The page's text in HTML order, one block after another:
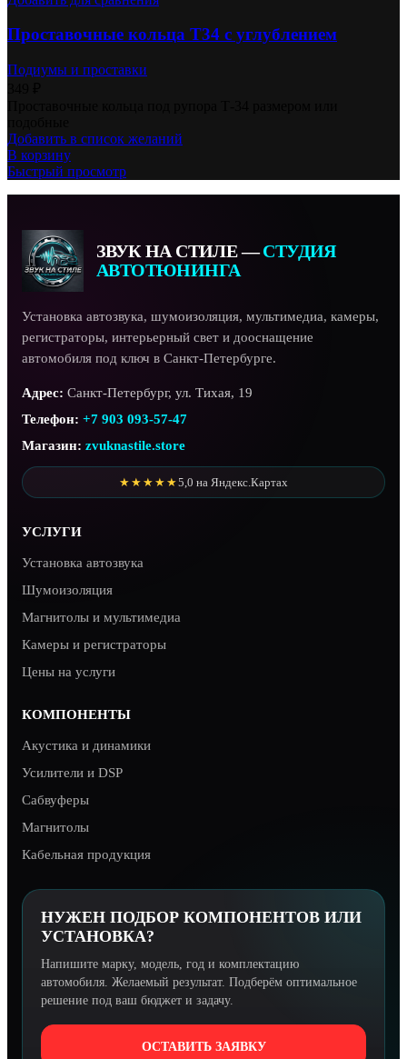
Проставочные кольца T34 с углублением
Подиумы и проставки
Добавить в список желаний
В корзину
Быстрый просмотр
ЗВУК НА СТИЛЕ —СТУДИЯ
АВТОТЮНИНГА
Установка автозвука, шумоизоляция, мультимедиа, камеры,
регистраторы, интерьерный свет и дооснащение
автомобиля под ключ в Санкт-Петербурге.
Адрес: Санкт-Петербург, ул. Тихая, 19
Телефон: +7 903 093-57-47
Магазин: zvuknastile.store
★★★★★5,0 на Яндекс.Картах
УСЛУГИ
Установка автозвука
Шумоизоляция
Магнитолы и мультимедиа
Камеры и регистраторы
Цены на услуги
КОМПОНЕНТЫ
Акустика и динамики
Усилители и DSP
Сабвуферы
Магнитолы
Кабельная продукция
НУЖЕН ПОДБОР КОМПОНЕНТОВ ИЛИ
УСТАНОВКА?
Напишите марку, модель, год и комплектацию
автомобиля. Желаемый результат. Подберём оптимальное
решение под ваш бюджет и задачу.
ОСТАВИТЬ ЗАЯВКУ